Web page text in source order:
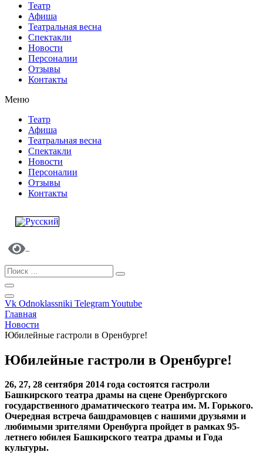
Театр
Афиша
Театральная весна
Спектакли
Новости
Персоналии
Отзывы
Контакты
Меню
Театр
Афиша
Театральная весна
Спектакли
Новости
Персоналии
Отзывы
Контакты
Vk Odnoklassniki TelegramYoutube
Главная
Новости
Юбилейные гастроли в Оренбурге!
Юбилейные гастроли в Оренбурге!
26, 27, 28 сентября 2014 года состоятся гастроли
Башкирского театра драмы на сцене Оренбургского
государственного драматического театра им. М. Горького.
Очередная встреча башдрамовцев с нашими друзьями и
любимыми зрителями Оренбурга пройдет в рамках 95-
летнего юбилея Башкирского театра драмы и Года
культуры.